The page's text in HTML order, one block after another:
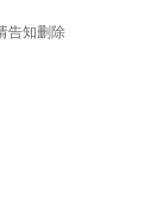
告知删除